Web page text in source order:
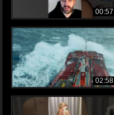
00:57
02:58